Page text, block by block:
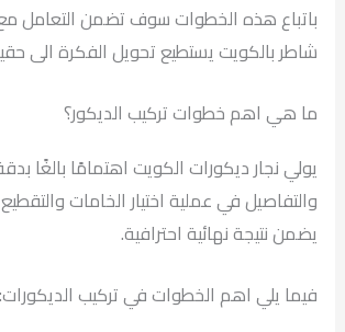
باتباع هذه الخطوات سوف تضمن التعامل
شاطر بالكويت يستطيع تحويل الفكرة الى
ما هي اهم خطوات تركيب الديكور؟
يولي نجار ديكورات الكويت اهتمامًا بالغًا
والتفاصيل في عملية اختيار الخامات
يضمن نتيجة نهائية احترافية.
فيما يلي اهم الخطوات في تركيب الديكورات: